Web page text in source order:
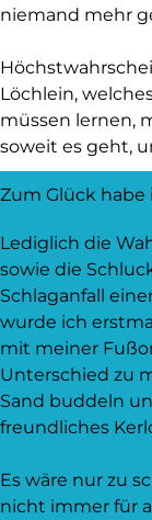
niemand mehr
Löchlein,
müssen lernen,
soweit es geht,
Zum Glück
Lediglich die
sowie die
Schlaganfall
wurde ich
mit meiner
Unterschied zu
Sand buddeln
freundliches
Es wäre nur zu
nicht immer für